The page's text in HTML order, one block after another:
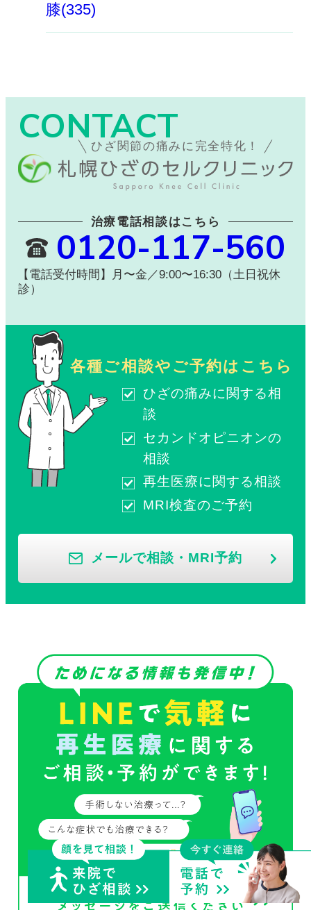
膝(335)
CONTACT
ひざ関節の痛みに完全特化！
治療電話相談はこちら
0120-117-560
【電話受付時間】月〜金／9:00〜16:30（土日祝休
診）
各種ご相談やご予約はこちら
ひざの痛みに関する相
談
セカンドオピニオンの
相談
再生医療に関する相談
MRI検査のご予約
メールで相談・MRI予約